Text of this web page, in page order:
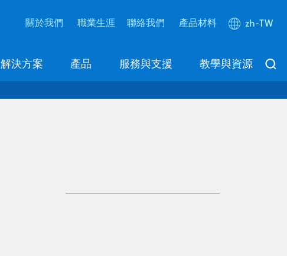
關於我們 職業生涯 聯絡我們 產品材料 zh-TW
解決方案 產品 服務與支援 教學與資源